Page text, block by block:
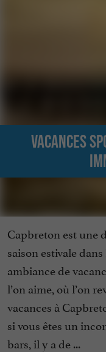
Vacances
Capbreton est une
saison estivale
ambiance de
l’on aime, où l’on
vacances à
si vous êtes un
bars, il y a de ...